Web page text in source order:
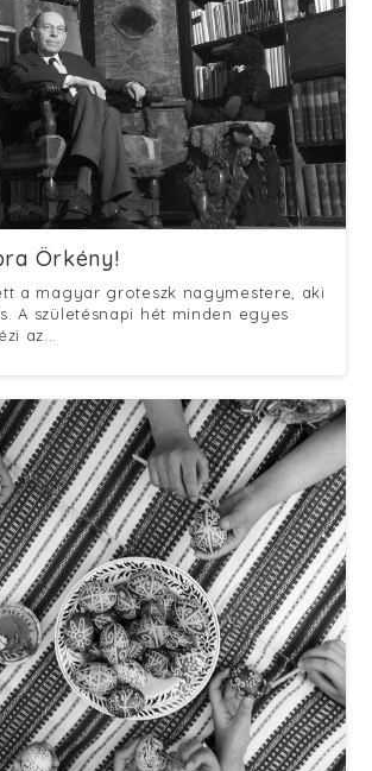
Örkény!
a magyar groteszk nagymestere, aki
A születésnapi hét minden egyes
az...